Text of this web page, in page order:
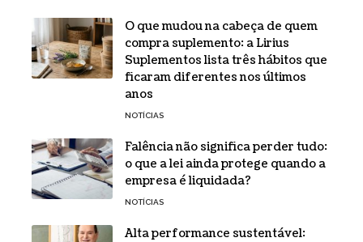
O que mudou na cabeça de quem
compra suplemento: a Lirius
Suplementos lista três hábitos que
ficaram diferentes nos últimos
anos
NOTÍCIAS
Falência não significa perder tudo:
o que a lei ainda protege quando a
empresa é liquidada?
NOTÍCIAS
Alta performance sustentável: